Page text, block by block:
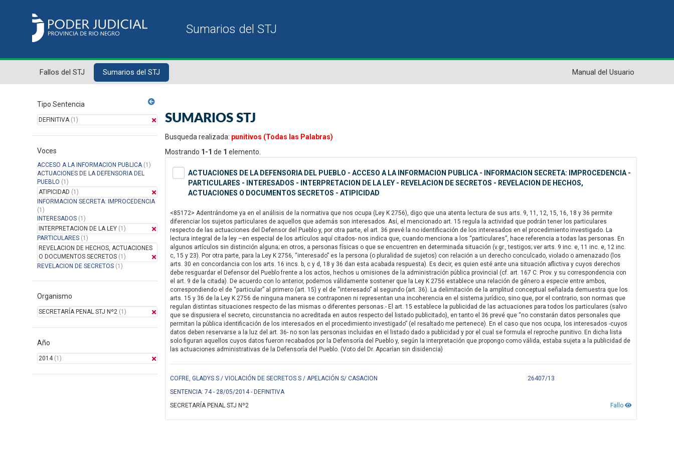
Fallos del STJ Sumarios del STJ Manual del Usuario
Tipo Sentencia
DEFINITIVA(1)
Voces
ACCESO A LA INFORMACION PUBLICA(1)
ACTUACIONES DE LA DEFENSORIA DEL
PUEBLO (1)
ATIPICIDAD (1)
INFORMACION SECRETA: IMPROCEDENCIA
(1)
INTERESADOS (1)
INTERPRETACION DE LA LEY (1)
PARTICULARES (1)
REVELACION DE HECHOS, ACTUACIONES
O DOCUMENTOS SECRETOS (1)
REVELACION DE SECRETOS (1)
Organismo
SECRETARÍA PENAL STJ Nº2 (1)
Año
2014(1)
SUMARIOS STJ
Busqueda realizada: punitivos (Todas las Palabras)
Mostrando 1-1 de 1 elemento.
ACTUACIONES DE LA DEFENSORIA DEL PUEBLO - ACCESO A LA INFORMACION PUBLICA - INFORMACION SECRETA: IMPROCEDENCIA -
PARTICULARES - INTERESADOS - INTERPRETACION DE LA LEY - REVELACION DE SECRETOS - REVELACION DE HECHOS,
ACTUACIONES O DOCUMENTOS SECRETOS - ATIPICIDAD
<85172> Adentrándome ya en el análisis de la normativa que nos ocupa (Ley K 2756), digo que una atenta lectura de sus arts. 9, 11, 12, 15, 16, 18 y 36 permite
diferenciar los sujetos particulares de aquellos que además son interesados. Así, el mencionado art. 15 regula la actividad que podrán tener los particulares
respecto de las actuaciones del Defensor del Pueblo y, por otra parte, el art. 36 prevé la no identificación de los interesados en el procedimiento investigado. La
lectura integral de la ley –en especial de los artículos aquí citados- nos indica que, cuando menciona a los “particulares”, hace referencia a todas las personas. En
algunos artículos sin distinción alguna; en otros, a personas físicas o que se encuentren en determinada situación (v.gr., testigos; ver arts. 9 inc. e, 11 inc. e, 12 inc.
c, 15 y 23). Por otra parte, para la Ley K 2756, “interesado” es la persona (o pluralidad de sujetos) con relación a un derecho conculcado, violado o amenazado (los
arts. 30 en concordancia con los arts. 16 incs. b, c y d, 18 y 36 dan esta acabada respuesta). Es decir, es quien esté ante una situación aflictiva y cuyos derechos
debe resguardar el Defensor del Pueblo frente a los actos, hechos u omisiones de la administración pública provincial (cf. art. 167 C. Prov. y su correspondencia con
el art. 9 de la citada). De acuerdo con lo anterior, podemos válidamente sostener que la Ley K 2756 establece una relación de género a especie entre ambos,
correspondiendo el de “particular” al primero (art. 15) y el de “interesado” al segundo (art. 36). La delimitación de la amplitud conceptual señalada demuestra que los
arts. 15 y 36 de la Ley K 2756 de ninguna manera se contraponen ni representan una incoherencia en el sistema jurídico, sino que, por el contrario, son normas que
regulan distintas situaciones respecto de las mismas o diferentes personas.- El art. 15 establece la publicidad de las actuaciones para todos los particulares (salvo
que se dispusiera el secreto, circunstancia no acreditada en autos respecto del listado publicitado), en tanto el 36 prevé que “no constarán datos personales que
permitan la pública identificación de los interesados en el procedimiento investigado” (el resaltado me pertenece). En el caso que nos ocupa, los interesados -cuyos
datos deben reservarse a la luz del art. 36- no son las personas incluidas en el listado dado a publicidad y por el cual se formula el reproche punitivo. En dicha lista
solo figuran aquellos cuyos datos fueron recabados por la Defensoría del Pueblo y, según la interpretación que propongo como válida, estaba sujeta a la publicidad de
las actuaciones administrativas de la Defensoría del Pueblo. (Voto del Dr. Apcarían sin disidencia)
COFRE, GLADYS S / VIOLACIÓN DE SECRETOS S / APELACIÓN S/ CASACION
26407/13
SENTENCIA: 74 - 28/05/2014 - DEFINITIVA
Fallo
SECRETARÍA PENAL STJ Nº2